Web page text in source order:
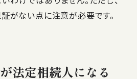
がない点に注意が必要です。
法定相続人になる